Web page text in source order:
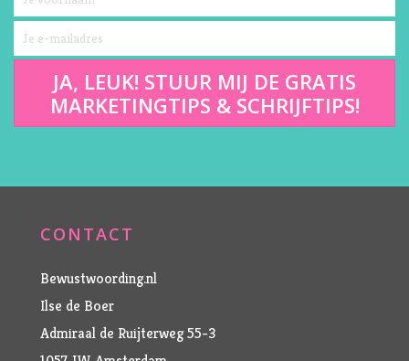
JA, LEUK! STUUR MIJ DE GRATIS
MARKETINGTIPS & SCHRIJFTIPS!
CONTACT
Bewustwoording.nl
Ilse de Boer
Admiraal de Ruijterweg 55-3